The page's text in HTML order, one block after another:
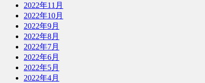
2022年11月
2022年10月
2022年9月
2022年8月
2022年7月
2022年6月
2022年5月
2022年4月